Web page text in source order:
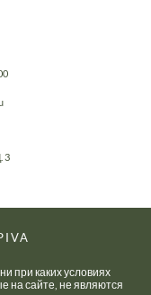
3
при каких условиях
сайте, не являются